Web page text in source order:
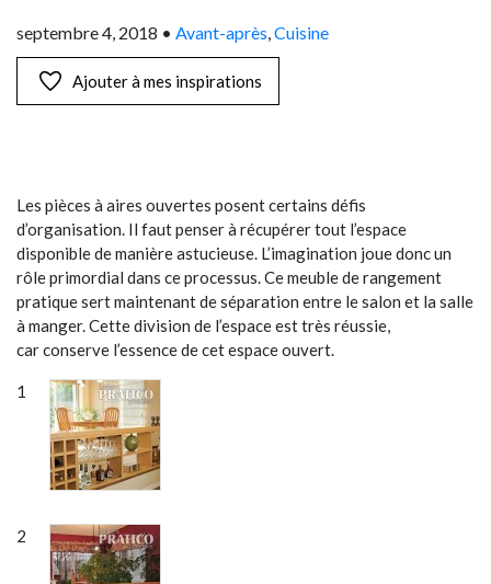
septembre 4, 2018 • Avant-après,Cuisine
Ajouter à mes inspirations
Les pièces à aires ouvertes posent certains défis
d’organisation. Il faut penser à récupérer tout l’espace
disponible de manière astucieuse. L’imagination joue donc un
rôle primordial dans ce processus. Ce meuble de rangement
pratique sert maintenant de séparation entre le salon et la salle
à manger. Cette division de l’espace est très réussie,
car conserve l’essence de cet espace ouvert.